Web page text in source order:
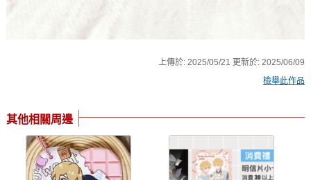
上傳於: 2025/05/21 更新於: 2025/06/09
檢舉此作品
其他相關周邊